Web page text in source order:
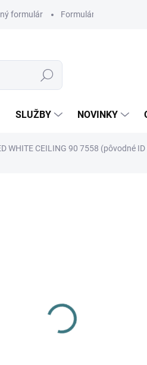
formulár Formulár na
Hľadať
SLUŽBY NOVINKY
WHITE CEILING 90 7558 (pôvodné
DETAILNÉ INFORMÁCIE